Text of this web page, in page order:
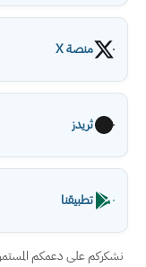
منصة X
ثريدز
تطبيقنا
نشكركم على دعمكم